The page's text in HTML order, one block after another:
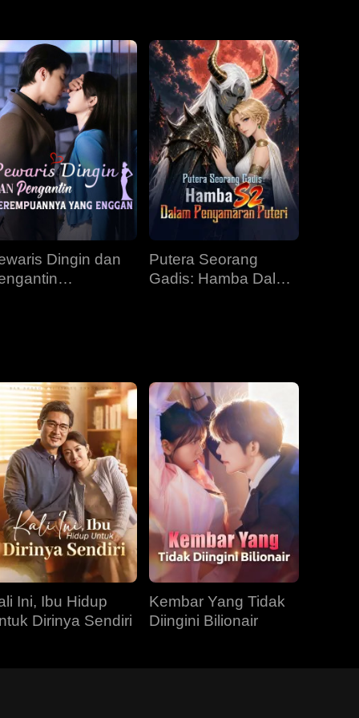
Episod 34 Episod 35 Episod 36
Episod 37 Episod 38 Episod 39
Episod 40
Dingin dan
Putera Seorang
Gadis: Hamba Dalam
Ini, Ibu Hidup
Dirinya Sendiri
Kembar Yang Tidak
Diingini Bilionair